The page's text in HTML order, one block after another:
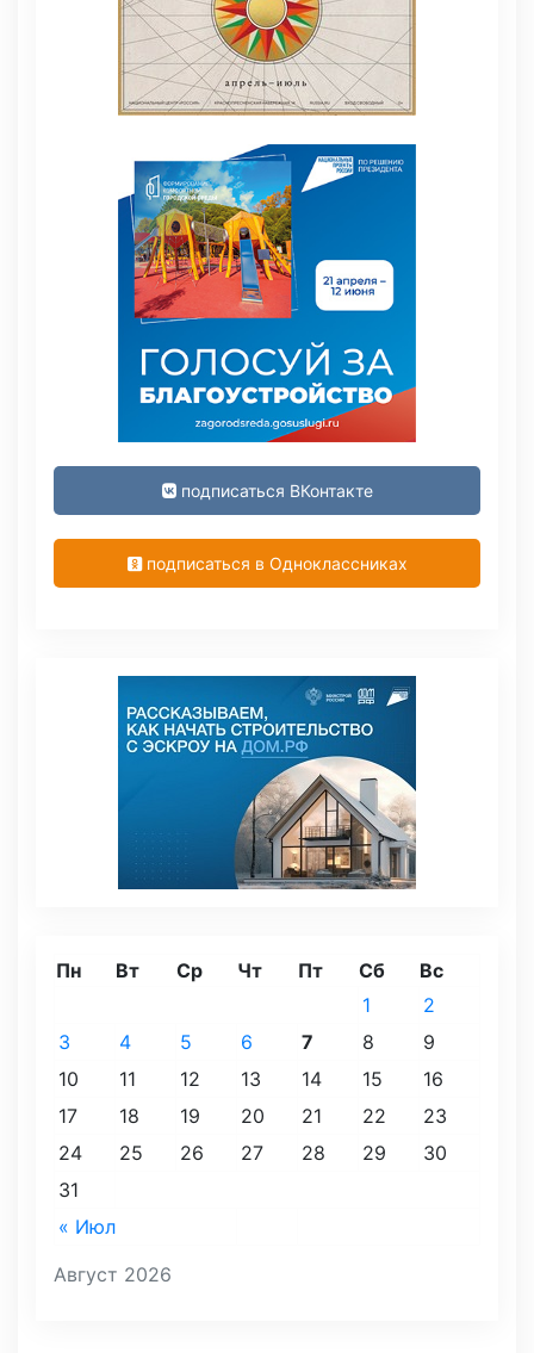
подписаться ВКонтакте
подписаться в Одноклассниках
Август 2026
Пн Вт Ср Чт Пт Сб Вс
« Июл
1
2
3
4 5 6 7 8
9
10
11 12 13 14 15
16
17
18 19 20 21 22
23
24
25 26 27 28 29
30
31